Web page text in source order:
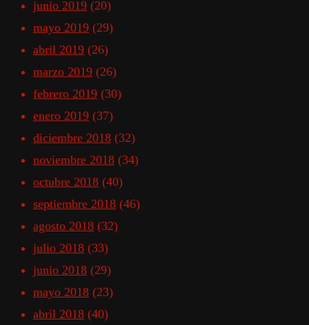
junio 2019 (20)
mayo 2019 (29)
abril 2019 (26)
marzo 2019 (26)
febrero 2019 (30)
enero 2019 (37)
diciembre 2018 (32)
noviembre 2018 (34)
octubre 2018 (40)
septiembre 2018 (46)
agosto 2018 (32)
julio 2018 (33)
junio 2018 (29)
mayo 2018 (23)
abril 2018 (40)